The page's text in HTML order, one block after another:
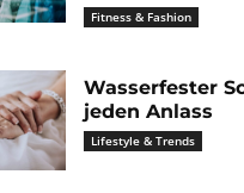
Fitness & Fashion
Wasserfester
jeden Anlass
Lifestyle & Trends